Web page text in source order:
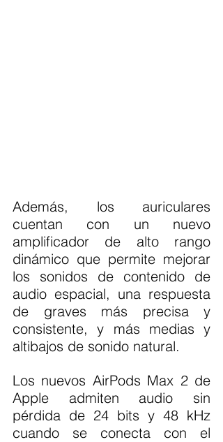
Además, los auriculares
cuentan con un nuevo
amplificador de alto rango
dinámico que permite mejorar
los sonidos de contenido de
audio espacial, una respuesta
de graves más precisa y
consistente, y más medias y
altibajos de sonido natural.
Los nuevos AirPods Max 2 de
Apple admiten audio sin
pérdida de 24 bits y 48 kHz
cuando se conecta con el